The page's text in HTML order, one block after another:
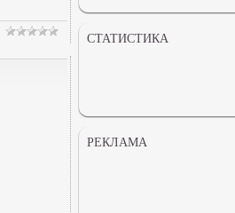
СТАТИСТИКА
РЕКЛАМА